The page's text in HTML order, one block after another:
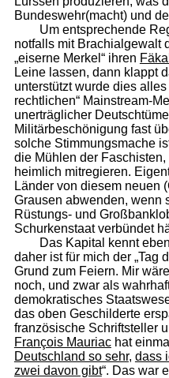
Bundeswehr(macht) und
Um entsprechende
notfalls mit Brachialgewalt
„eiserne Merkel“ ihren
Leine lassen, dann klappt
unterstützt wurde dies
rechtlichen“ Mainstream-
unerträglicher
Militärbeschönigung fast
solche Stimmungsmache
die Mühlen der
heimlich mitregieren.
Länder von diesem neuen
Grausen abwenden, wenn
Rüstungs- und
Schurkenstaat verbündet
Das Kapital kennt
daher ist für mich der „Tag
Grund zum Feiern. Mir
noch, und zwar als
demokratisches
das oben Geschilderte
französische Schriftsteller
François Mauriachat
Deutschland so sehr, dass
zwei davon gibt“. Das war